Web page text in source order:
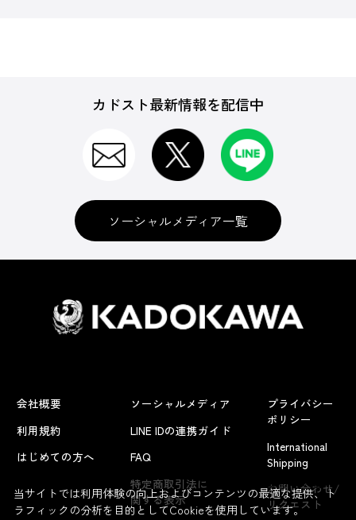
よくあるお問い合わせ
カドスト最新情報を配信中
ソーシャルメディア一覧
会社概要
利用規約
はじめての方へ
ソーシャルメディア
LINE IDの連携ガイド
FAQ
特定商取引法に
関する表示
プライバシー
ポリシー
International
Shipping
お問い合わせ/
リクエスト
当サイトでは利用体験の向上およびコンテンツの最適な提供、ト
ラフィックの分析を目的としてCookieを使用しています。